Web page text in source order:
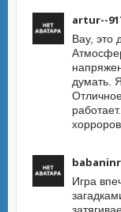
artur--
Вау, это
думать.
Игра